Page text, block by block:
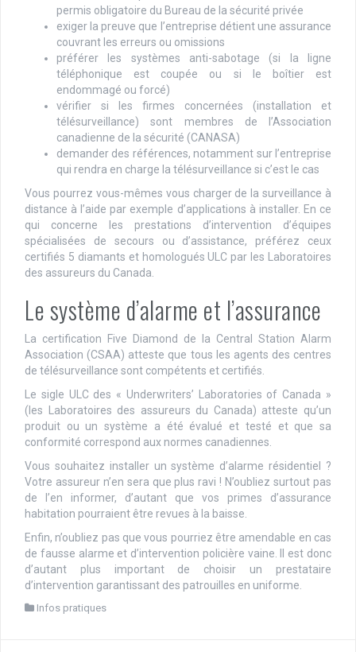
permis obligatoire du Bureau de la sécurité privée
exiger la preuve que l’entreprise détient une assurance
couvrant les erreurs ou omissions
préférer les systèmes anti-sabotage (si la ligne
téléphonique est coupée ou si le boîtier est
endommagé ou forcé)
vérifier si les firmes concernées (installation et
télésurveillance) sont membres de l’Association
canadienne de la sécurité (CANASA)
demander des références, notamment sur l’entreprise
qui rendra en charge la télésurveillance si c’est le cas
Vous pourrez vous-mêmes vous charger de la surveillance à
distance à l’aide par exemple d’applications à installer. En ce
qui concerne les prestations d’intervention d’équipes
spécialisées de secours ou d’assistance, préférez ceux
certifiés 5 diamants et homologués ULC par les Laboratoires
des assureurs du Canada.
Le système d’alarme et l’assurance
La certification Five Diamond de la Central Station Alarm
Association (CSAA) atteste que tous les agents des centres
de télésurveillance sont compétents et certifiés.
Le sigle ULC des « Underwriters’ Laboratories of Canada »
(les Laboratoires des assureurs du Canada) atteste qu’un
produit ou un système a été évalué et testé et que sa
conformité correspond aux normes canadiennes.
Vous souhaitez installer un système d’alarme résidentiel ?
Votre assureur n’en sera que plus ravi ! N’oubliez surtout pas
de l’en informer, d’autant que vos primes d’assurance
habitation pourraient être revues à la baisse.
Enfin, n’oubliez pas que vous pourriez être amendable en cas
de fausse alarme et d’intervention policière vaine. Il est donc
d’autant plus important de choisir un prestataire
d’intervention garantissant des patrouilles en uniforme.
Infos pratiques